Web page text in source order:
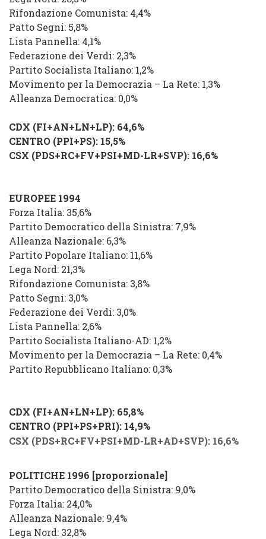
Rifondazione Comunista: 4,4%
Patto Segni: 5,8%
Lista Pannella: 4,1%
Federazione dei Verdi: 2,3%
Partito Socialista Italiano: 1,2%
Movimento per la Democrazia – La Rete: 1,3%
Alleanza Democratica: 0,0%
CDX (FI+AN+LN+LP): 64,6%
CENTRO (PPI+PS): 15,5%
CSX (PDS+RC+FV+PSI+MD-LR+SVP): 16,6%
EUROPEE 1994
Forza Italia: 35,6%
Partito Democratico della Sinistra: 7,9%
Alleanza Nazionale: 6,3%
Partito Popolare Italiano: 11,6%
Lega Nord: 21,3%
Rifondazione Comunista: 3,8%
Patto Segni: 3,0%
Federazione dei Verdi: 3,0%
Lista Pannella: 2,6%
Partito Socialista Italiano-AD: 1,2%
Movimento per la Democrazia – La Rete: 0,4%
Partito Repubblicano Italiano: 0,3%
CDX (FI+AN+LN+LP): 65,8%
CENTRO (PPI+PS+PRI): 14,9%
CSX (PDS+RC+FV+PSI+MD-LR+AD+SVP): 16,6%
POLITICHE 1996 [proporzionale]
Partito Democratico della Sinistra: 9,0%
Forza Italia: 24,0%
Alleanza Nazionale: 9,4%
Lega Nord: 32,8%